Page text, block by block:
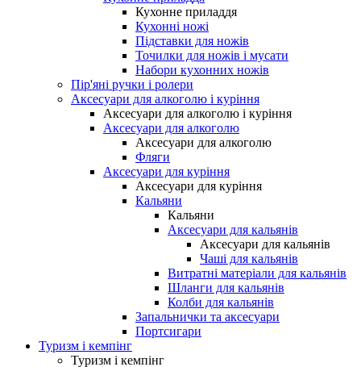
Кухонне приладдя
Кухонні ножі
Підставки для ножів
Точилки для ножів і мусати
Набори кухонних ножів
Пір'яні ручки і ролери
Аксесуари для алкоголю і куріння
Аксесуари для алкоголю і куріння
Аксесуари для алкоголю
Аксесуари для алкоголю
Фляги
Аксесуари для куріння
Аксесуари для куріння
Кальяни
Кальяни
Аксесуари для кальянів
Аксесуари для кальянів
Чаші для кальянів
Витратні матеріали для кальянів
Шланги для кальянів
Колби для кальянів
Запальнички та аксесуари
Портсигари
Туризм і кемпінг
Туризм і кемпінг